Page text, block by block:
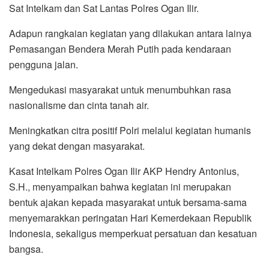
Sat Intelkam dan Sat Lantas Polres Ogan Ilir.
Adapun rangkaian kegiatan yang dilakukan antara lainya
Pemasangan Bendera Merah Putih pada kendaraan
pengguna jalan.
Mengedukasi masyarakat untuk menumbuhkan rasa
nasionalisme dan cinta tanah air.
Meningkatkan citra positif Polri melalui kegiatan humanis
yang dekat dengan masyarakat.
Kasat Intelkam Polres Ogan Ilir AKP Hendry Antonius,
S.H., menyampaikan bahwa kegiatan ini merupakan
bentuk ajakan kepada masyarakat untuk bersama-sama
menyemarakkan peringatan Hari Kemerdekaan Republik
Indonesia, sekaligus memperkuat persatuan dan kesatuan
bangsa.